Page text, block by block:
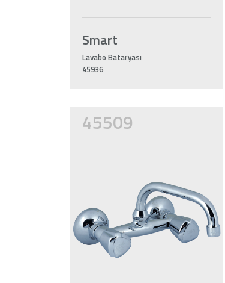
Smart
Lavabo Bataryası
45936
45509